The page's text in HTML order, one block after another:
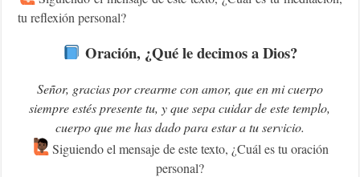
tu reflexión personal?
Oración, ¿Qué le decimos a Dios?
Señor, gracias por crearme con amor, que en mi cuerpo
siempre estés presente tu, y que sepa cuidar de este templo,
cuerpo que me has dado para estar a tu servicio.
Siguiendo el mensaje de este texto, ¿Cuál es tu oración
personal?